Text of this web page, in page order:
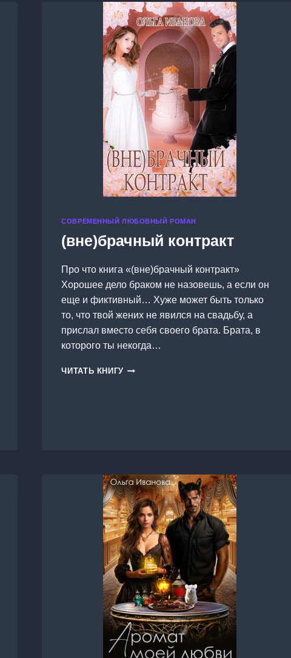
СОВРЕМЕННЫЙ ЛЮБОВНЫЙ РОМАН
(вне)брачный контракт
Про что книга «(вне)брачный контракт»
Хорошее дело браком не назовешь, а если он
еще и фиктивный… Хуже может быть только
то, что твой жених не явился на свадьбу, а
прислал вместо себя своего брата. Брата, в
которого ты некогда…
ЧИТАТЬ КНИГУ (ВНЕ)БРАЧНЫЙ